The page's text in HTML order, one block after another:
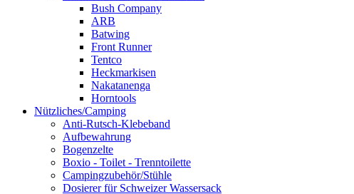
Bush Company
ARB
Batwing
Front Runner
Tentco
Heckmarkisen
Nakatanenga
Horntools
Nützliches/Camping
Anti-Rutsch-Klebeband
Aufbewahrung
Bogenzelte
Boxio - Toilet - Trenntoilette
Campingzubehör/Stühle
Dosierer für Schweizer Wassersack